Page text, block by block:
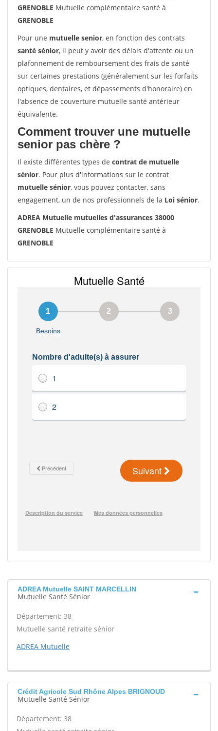
GRENOBLE Mutuelle complémentaire santé à
GRENOBLE
Pour une mutuelle senior, en fonction des contrats
santé sénior, il peut y avoir des délais d'attente ou un
plafonnement de remboursement des frais de santé
sur certaines prestations (généralement sur les forfaits
optiques, dentaires, et dépassements d'honoraire) en
l'absence de couverture mutuelle santé antérieur
équivalente.
Comment trouver une mutuelle
senior pas chère ?
Il existe différentes types de contrat de mutuelle
sénior. Pour plus d'informations sur le contrat
mutuelle sénior, vous pouvez contacter, sans
engagement, un de nos professionnels de la Loi sénior.
ADREA Mutuelle mutuelles d'assurances 38000
GRENOBLE Mutuelle complémentaire santé à
GRENOBLE
ADREA Mutuelle SAINT MARCELLIN
Mutuelle Santé Sénior
Département: 38
Mutuelle santé retraite sénior
ADREA Mutuelle
Crédit Agricole Sud Rhône Alpes BRIGNOUD
Mutuelle Santé Sénior
Département: 38